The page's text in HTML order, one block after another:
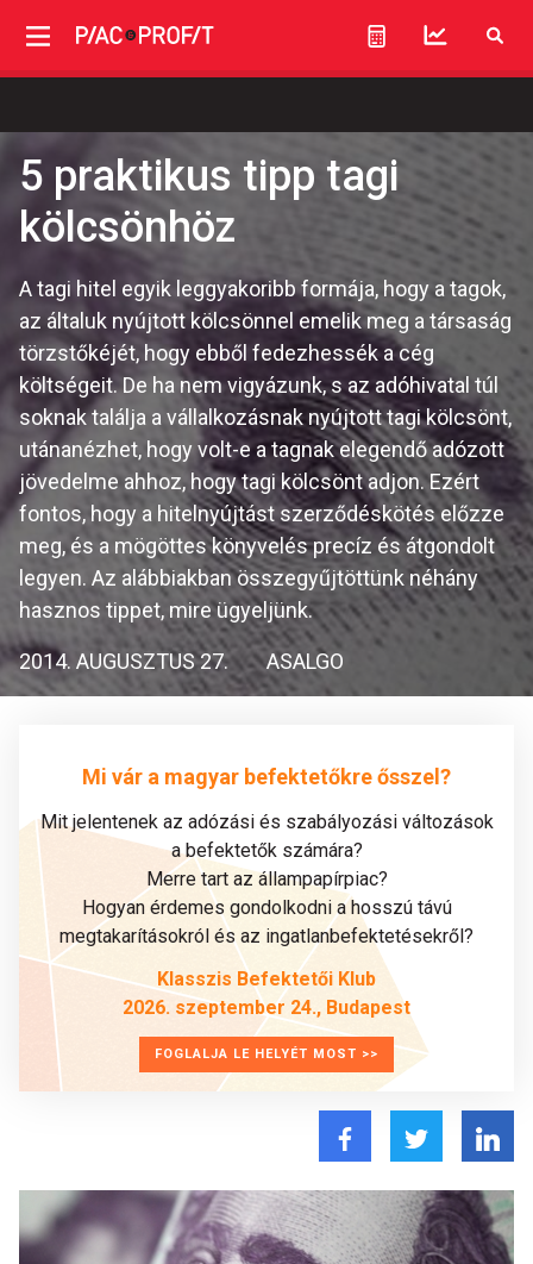
5 praktikus tipp tagi
kölcsönhöz
A tagi hitel egyik leggyakoribb formája, hogy a tagok,
az általuk nyújtott kölcsönnel emelik meg a társaság
törzstőkéjét, hogy ebből fedezhessék a cég
költségeit. De ha nem vigyázunk, s az adóhivatal túl
soknak találja a vállalkozásnak nyújtott tagi kölcsönt,
utánanézhet, hogy volt-e a tagnak elegendő adózott
jövedelme ahhoz, hogy tagi kölcsönt adjon. Ezért
fontos, hogy a hitelnyújtást szerződéskötés előzze
meg, és a mögöttes könyvelés precíz és átgondolt
legyen. Az alábbiakban összegyűjtöttünk néhány
hasznos tippet, mire ügyeljünk.
2014. AUGUSZTUS 27. ASALGO
Mi vár a magyar befektetőkre ősszel?
Mit jelentenek az adózási és szabályozási változások
a befektetők számára?
Merre tart az állampapírpiac?
Hogyan érdemes gondolkodni a hosszú távú
megtakarításokról és az ingatlanbefektetésekről?
Klasszis Befektetői Klub
2026. szeptember 24., Budapest
FOGLALJA LE HELYÉT MOST >>